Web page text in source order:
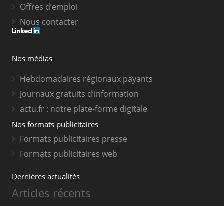
Offres d’emploi
Nous contacter
Nos médias
Hebdomadaires régionaux payants
Journaux gratuits d’information
actu.fr : notre plate-forme digitale
Nos formats publicitaires
Formats publicitaires presse
Formats publicitaires web
Dernières actualités
Articles récents